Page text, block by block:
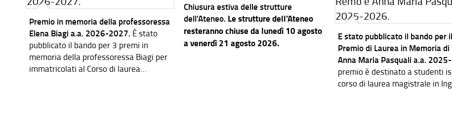
Premio in memoria della professoressa
Elena Biagi a.a. 2026-2027. È stato
pubblicato il bando per 3 premi in
memoria della professoressa Biagi per
immatricolati al Corso di laurea
Chiusura estiva delle strutture
dell’Ateneo. Le strutture dell’Ateneo
resteranno chiuse da lunedì 10 agosto
a venerdì 21 agosto 2026.
E stato pubblicato il bando per il
Premio di Laurea in Memoria di
Anna Maria Pasquali a.a.
premio è destinato a studenti
corso di laurea magistrale in